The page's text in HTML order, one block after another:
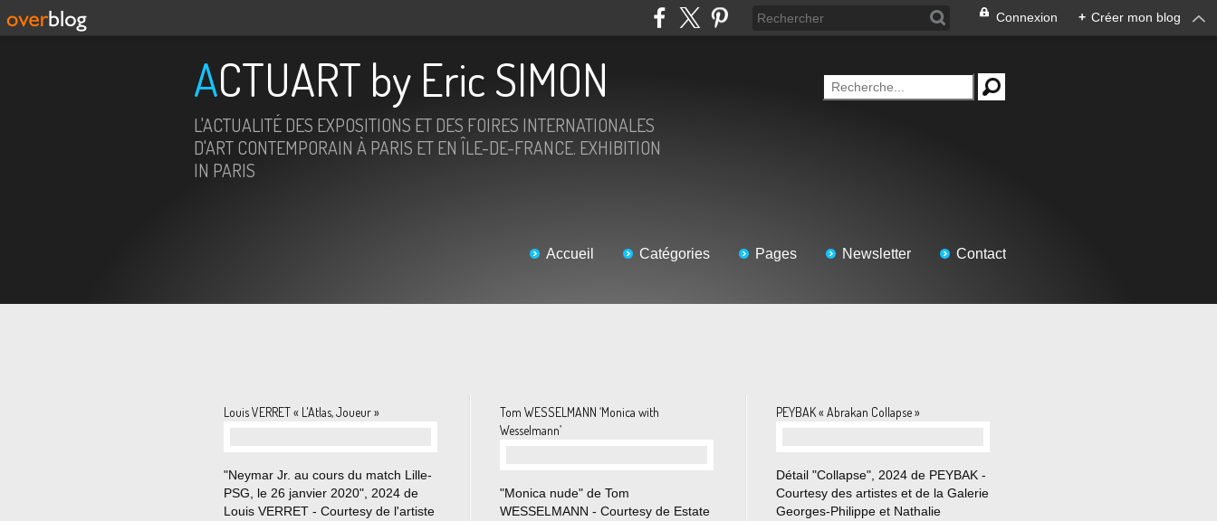
Connexion + Créer mon blog
ACTUART by Eric SIMON
L'ACTUALITÉ DES EXPOSITIONS ET DES FOIRES INTERNATIONALES
D'ART CONTEMPORAIN À PARIS ET EN ÎLE-DE-FRANCE. EXHIBITION
IN PARIS
Accueil Catégories Pages Newsletter Contact
Louis VERRET « L'Atlas, Joueur »
"Neymar Jr. au cours du match Lille-
PSG, le 26 janvier 2020", 2024 de
Louis VERRET - Courtesy de l'artiste
Tom WESSELMANN ‘Monica with
Wesselmann’
"Monica nude" de Tom
WESSELMANN - Courtesy de Estate
PEYBAK « Abrakan Collapse »
Détail "Collapse", 2024 de PEYBAK -
Courtesy des artistes et de la Galerie
Georges-Philippe et Nathalie